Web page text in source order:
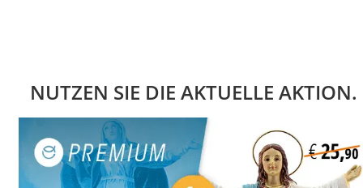
NUTZEN SIE DIE AKTUELLE AKTION.